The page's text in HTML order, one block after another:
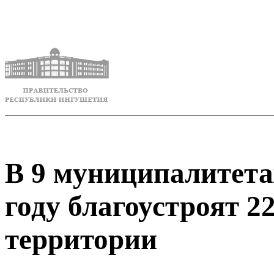
В 9
году благоустроят
территории